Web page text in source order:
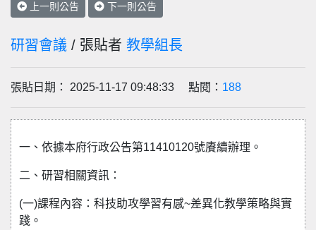
上一則公告 下一則公告
研習會議 / 張貼者 教學組長
張貼日期： 2025-11-17 09:48:33 點閱： 188
一、依據本府行政公告第11410120號賡續辦理。
二、研習相關資訊：
(一)課程內容：科技助攻學習有感~差異化教學策略與實
踐。